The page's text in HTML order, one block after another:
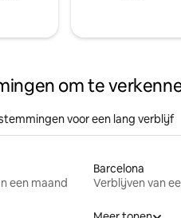
om te
voor een lang verblijf
een maand
Barcelona
Verblijven van